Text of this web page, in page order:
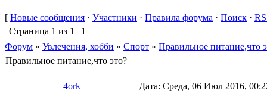
[ Новые сообщения · Участники · Правила форума · Поиск ·
Страница 1 из 1
1
Форум » Увлечения, хобби » Спорт » Правильное питание,что
Правильное питание,что это?
4ork Дата: Среда, 06 Июл 2016,